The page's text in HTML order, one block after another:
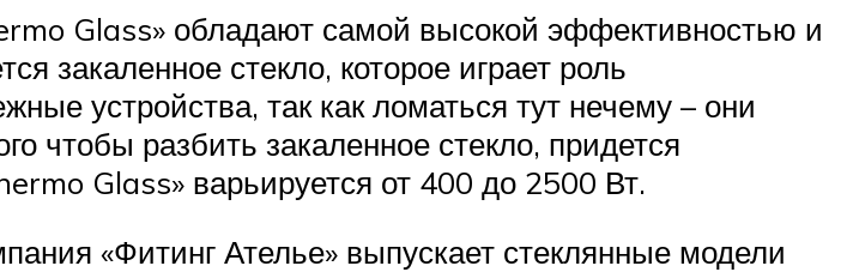
Glass» обладают самой высокой эффективностью и
закаленное стекло, которое играет роль
устройства, так как ломаться тут нечему – они
чтобы разбить закаленное стекло, придется
Glass» варьируется от 400 до 2500 Вт.
«Фитинг Ателье» выпускает стеклянные модели